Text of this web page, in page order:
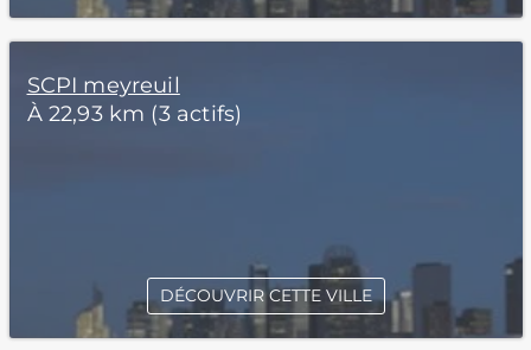
SCPI meyreuil
À 22,93 km (3 actifs)
DÉCOUVRIR CETTE VILLE